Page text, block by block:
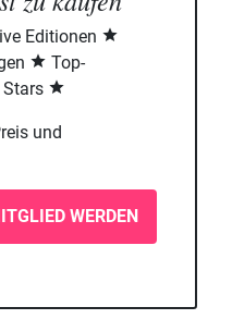
Editionen
Top-
und
WERDEN